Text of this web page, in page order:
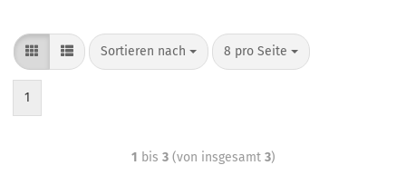
Sortieren nach 8 pro Seite
1
1 bis 3(von insgesamt 3)